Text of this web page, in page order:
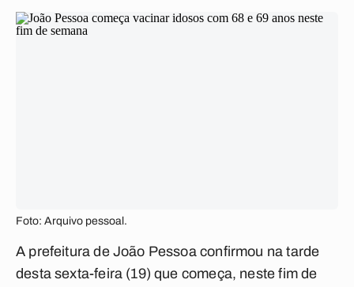
Foto: Arquivo pessoal.
A prefeitura de João Pessoa confirmou na tarde
desta sexta-feira (19) que começa, neste fim de